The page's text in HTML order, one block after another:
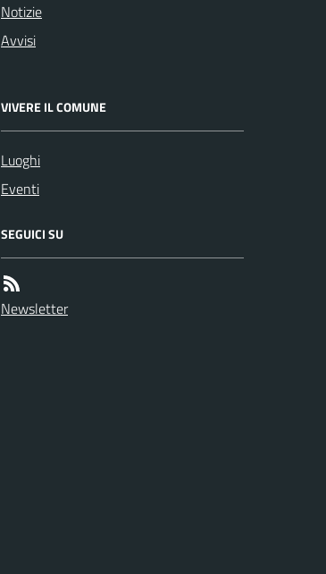
Notizie
Avvisi
VIVERE IL COMUNE
Luoghi
Eventi
SEGUICI SU
Newsletter